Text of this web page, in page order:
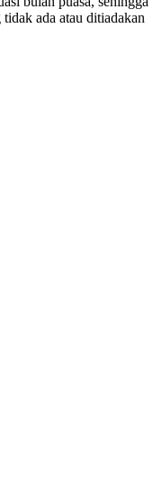
ke ada atau ditiadakan